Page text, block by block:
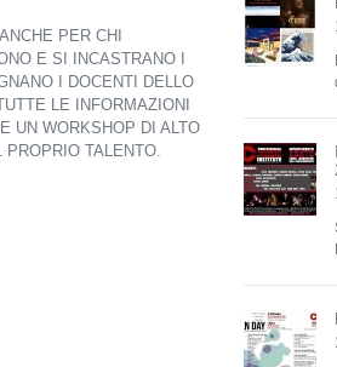
PER CHI
E SI INCASTRANO I
I DOCENTI DELLO
LE INFORMAZIONI
UN WORKSHOP DI ALTO
PROPRIO TALENTO.